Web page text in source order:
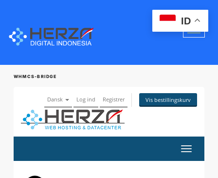
WHMCS-BRIDGE
Dansk Log ind Registrer Vis bestillingskurv
Skift
ID